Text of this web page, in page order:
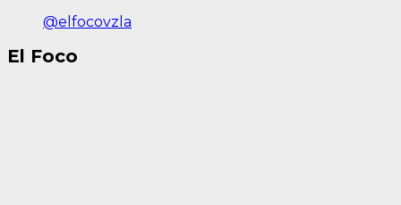
@elfocovzla
El Foco